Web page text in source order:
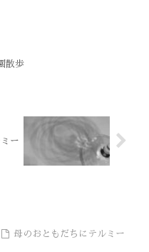
散歩
ー
母のおともだちにテルミー